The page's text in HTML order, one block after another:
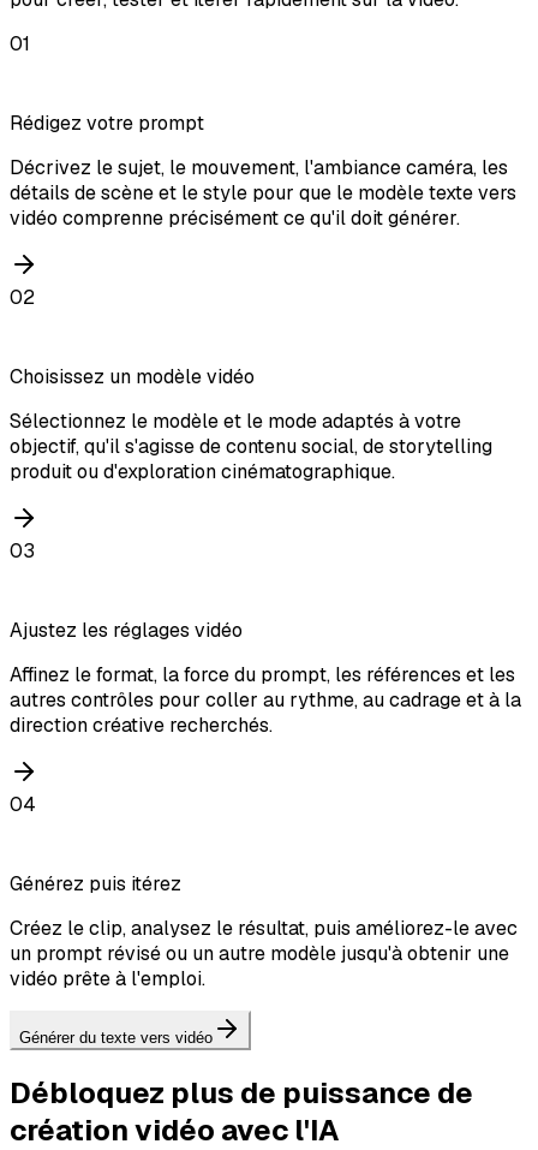
01
Rédigez votre prompt
Décrivez le sujet, le mouvement, l'ambiance caméra, les
détails de scène et le style pour que le modèle texte vers
vidéo comprenne précisément ce qu'il doit générer.
02
Choisissez un modèle vidéo
Sélectionnez le modèle et le mode adaptés à votre
objectif, qu'il s'agisse de contenu social, de storytelling
produit ou d'exploration cinématographique.
03
Ajustez les réglages vidéo
Affinez le format, la force du prompt, les références et les
autres contrôles pour coller au rythme, au cadrage et à la
direction créative recherchés.
04
Générez puis itérez
Créez le clip, analysez le résultat, puis améliorez-le avec
un prompt révisé ou un autre modèle jusqu'à obtenir une
vidéo prête à l'emploi.
Générer du texte vers vidéo
Débloquez plus de puissance de
création vidéo avec l'IA